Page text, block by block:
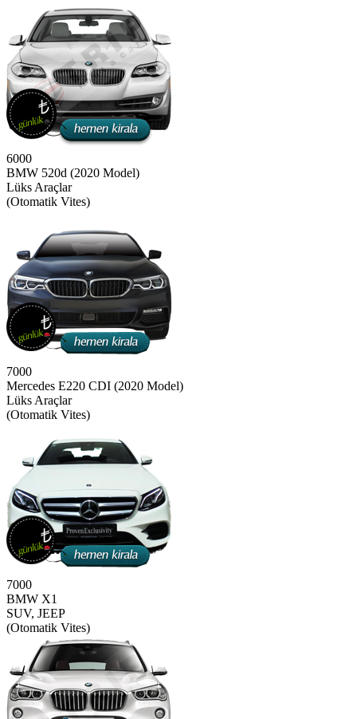
6000
BMW 520d (2020 Model)
Lüks Araçlar
(Otomatik Vites)
7000
Mercedes E220 CDI (2020 Model)
Lüks Araçlar
(Otomatik Vites)
7000
BMW X1
SUV, JEEP
(Otomatik Vites)